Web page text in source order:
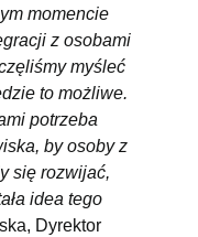
momencie
z osobami
myśleć
to możliwe.
potrzeba
by osoby z
się rozwijać,
idea tego
Dyrektor